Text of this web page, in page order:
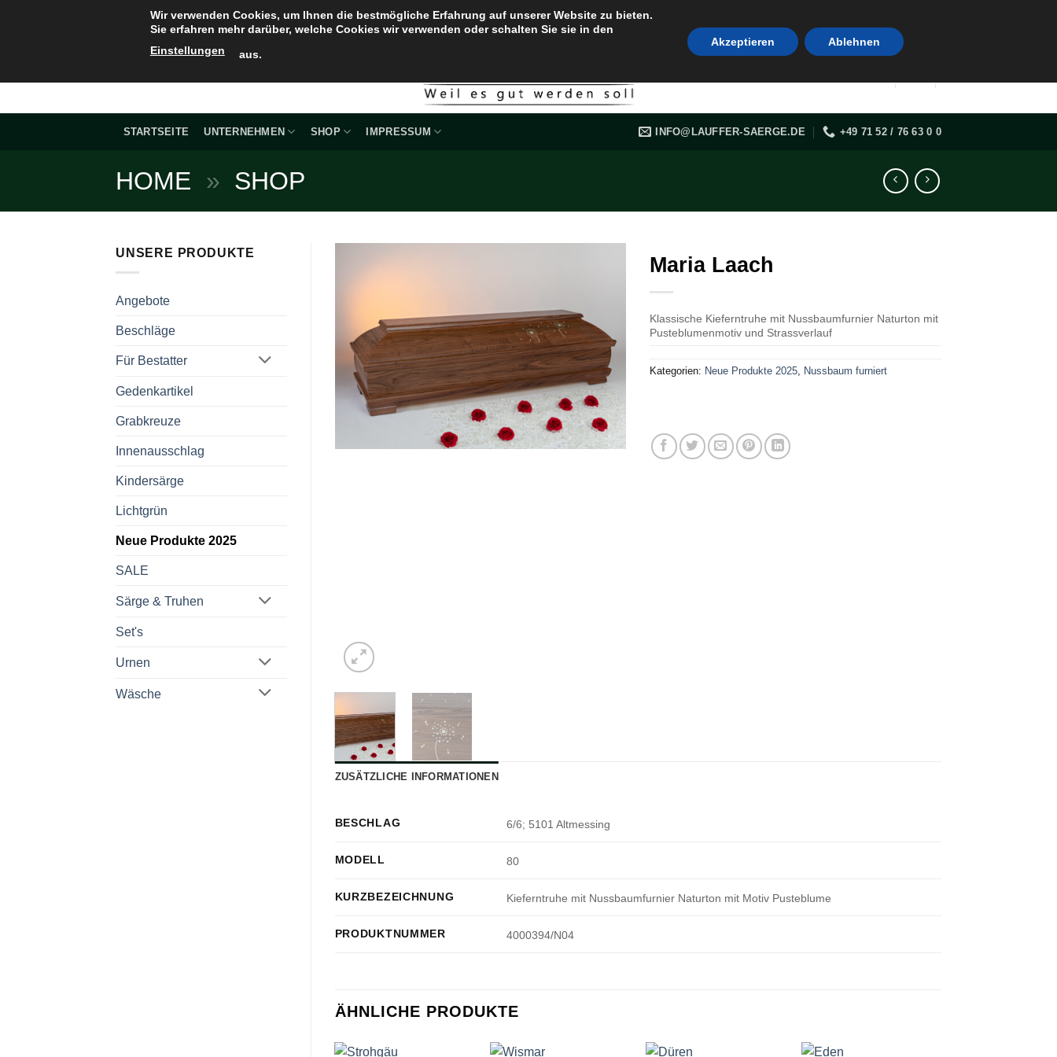
STARTSEITE UNTERNEHMEN SHOP IMPRESSUM INFO@LAUFFER-SAERGE.DE +49 71 52 / 76 63 0 0
HOME » SHOP
UNSERE PRODUKTE
Angebote
Beschläge
Für Bestatter
Gedenkartikel
Grabkreuze
Innenausschlag
Kindersärge
Lichtgrün
Neue Produkte 2025
SALE
Särge & Truhen
Set's
Urnen
Wäsche
Maria Laach
Klassische Kieferntruhe mit Nussbaumfurnier Naturton mit
Pusteblumenmotiv und Strassverlauf
Kategorien: Neue Produkte 2025, Nussbaum furniert
ZUSÄTZLICHE INFORMATIONEN
BESCHLAG 6/6; 5101 Altmessing
MODELL 80
KURZBEZEICHNUNG Kieferntruhe mit Nussbaumfurnier Naturton mit Motiv Pusteblume
PRODUKTNUMMER 4000394/N04
ÄHNLICHE PRODUKTE
+ + + +
Wir verwenden Cookies, um Ihnen die bestmögliche Erfahrung auf unserer Website zu bieten.
Sie erfahren mehr darüber, welche Cookies wir verwenden oder schalten Sie sie in den
Einstellungen
aus.
Akzeptieren Ablehnen